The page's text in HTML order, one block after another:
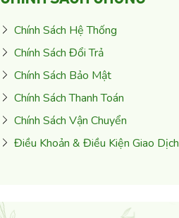
Chính Sách Hệ Thống
Chính Sách Đổi Trả
Chính Sách Bảo Mật
Chính Sách Thanh Toán
Chính Sách Vận Chuyển
Điều Khoản & Điều Kiện Giao Dịch